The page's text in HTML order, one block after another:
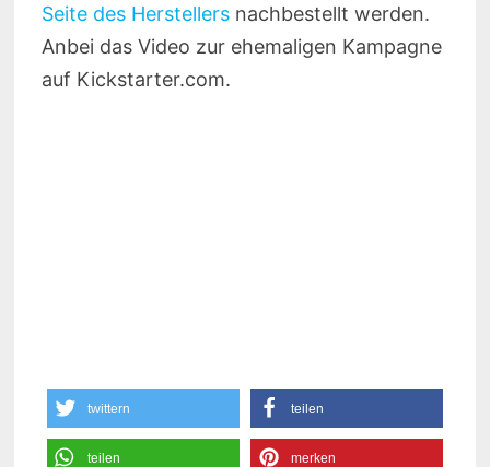
Seite des Herstellersnachbestellt werden.
Anbei das Video zur ehemaligen Kampagne
auf Kickstarter.com.
twittern teilen
teilen merken